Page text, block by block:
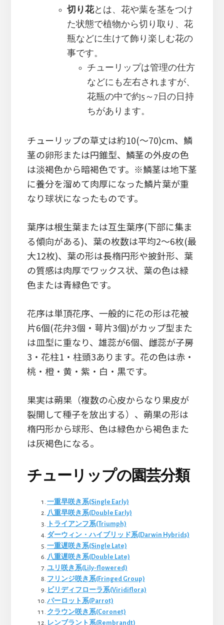
切り花とは、花や葉を茎をつけ
た状態で植物から切り取り、花
瓶などに生けて飾り楽しむ花の
事です。
チューリップは管理の仕方
などにも左右されますが、
花瓶の中で約5～7日の日持
ちがあります。
チューリップの草丈は約10(～70)cm、鱗
茎の卵形または円錐型、鱗茎の外皮の色
は淡褐色から暗褐色です。※鱗茎は地下茎
に養分を溜めて肉厚になった鱗片葉が重
なり球状になったものです。
葉序は根生葉または互生葉序(下部に集ま
る傾向がある)、葉の枚数は平均2～6枚(最
大12枚)、葉の形は長楕円形や披針形、葉
の質感は肉厚でワックス状、葉の色は緑
色または青緑色です。
花序は単頂花序、一般的に花の形は花被
片6個(花弁3個・萼片3個)がカップ型また
は皿型に重なり、雄蕊が6個、雌蕊が子房
3・花柱1・柱頭3あります。花の色は赤・
桃・橙・黄・紫・白・黒です。
果実は蒴果（複数の心皮からなり果皮が
裂開して種子を放出する）、蒴果の形は
楕円形から球形、色は緑色から褐色また
は灰褐色になる。
チューリップの園芸分類
一重早咲き系(Single Early)
八重早咲き系(Double Early)
トライアンフ系(Triumph)
ダーウィン・ハイブリッド系(Darwin Hybrids)
一重遅咲き系(Single Late)
八重遅咲き系(Double Late)
ユリ咲き系(Lily-flowered)
フリンジ咲き系(Fringed Group)
ビリディフローラ系(Viridiflora)
パーロット系(Parrot)
クラウン咲き系(Coronet)
レンブラント系(Rembrandt)